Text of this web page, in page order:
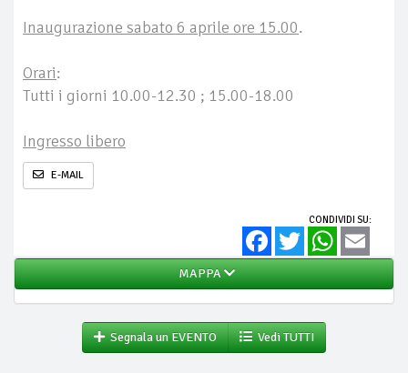
Inaugurazione sabato 6 aprile ore 15.00.
Orari:
Tutti i giorni 10.00-12.30 ; 15.00-18.00
Ingresso libero
E-MAIL
CONDIVIDI SU:
FacebookTwitter WhatsApp
MAPPA
Segnala un EVENTO Vedi TUTTI